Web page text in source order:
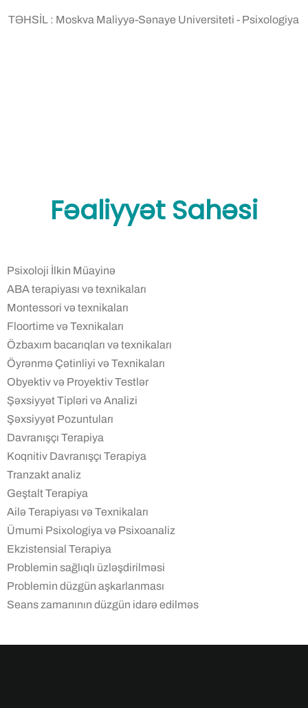
TƏHSİL : Moskva Maliyyə-Sənaye Universiteti - Psixologiya
Fəaliyyət Sahəsi
Psixoloji İlkin Müayinə
ABA terapiyası və texnikaları
Montessori və texnikaları
Floortime və Texnikaları
Özbaxım bacarıqları və texnikaları
Öyrənmə Çətinliyi və Texnikaları
Obyektiv və Proyektiv Testlər
Şəxsiyyət Tipləri və Analizi
Şəxsiyyət Pozuntuları
Davranışçı Terapiya
Koqnitiv Davranışçı Terapiya
Tranzakt analiz
Geştalt Terapiya
Ailə Terapiyası və Texnikaları
Ümumi Psixologiya və Psixoanaliz
Ekzistensial Terapiya
Problemin sağlıqlı üzləşdirilməsi
Problemin düzgün aşkarlanması
Seans zamanının düzgün idarə edilməs